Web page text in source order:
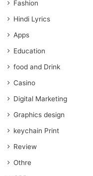
Fashion
Hindi Lyrics
Apps
Education
food and Drink
Casino
Digital Marketing
Graphics design
keychain Print
Review
Othre